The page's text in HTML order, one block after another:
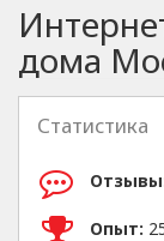
дома
Статистика
Опыт: